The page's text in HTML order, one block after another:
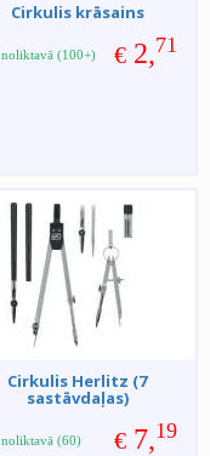
Cirkulis krāsains
€ 2,71
(100+)
Cirkulis Herlitz (7
sastāvdaļas)
€ 7,19
(60)